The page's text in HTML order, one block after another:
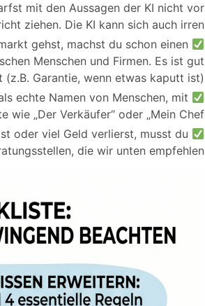
mit den Aussagen der KI nicht vor
ziehen. Die KI kann sich auch irren!
gehst, machst du schon einen
Menschen und Firmen. Es ist gut
Garantie, wenn etwas kaputt ist).
echte Namen von Menschen, mit
„Der Verkäufer“ oder „Mein Chef“.
oder viel Geld verlierst, musst du
die wir unten empfehlen.